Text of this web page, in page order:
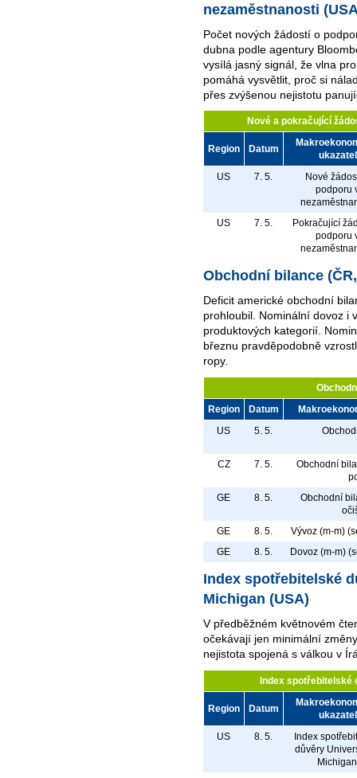
nezaměstnanosti
Počet nových žádostí o
dubna podle agentury
vysílá jasný signál, že vlna
pomáhá vysvětlit, proč si
přes zvýšenou nejistotu
Nové a pokračující
Region Datum
ukazatel
US
7. 5.
Nové
podporu
US
7. 5.
Pokračující
podporu
Obchodní bilance
Deficit americké obchodní
prohloubil. Nominální dovoz i
produktových kategorií.
březnu pravděpodobně
ropy.
Region
Datum
US
5. 5.
CZ 7. 5.
Obchodní
GE
8. 5.
Obchodní
GE
8. 5.
Vývoz (m-m)
GE
8. 5. Dovoz (m-m)
Index spotřebitelské
Michigan (USA)
V předběžném květnovém
očekávají jen minimální
nejistota spojená s válkou v
Index spotřebitelské
Region Datum
ukazatel
US
8. 5.
Index
důvěry
Michigan